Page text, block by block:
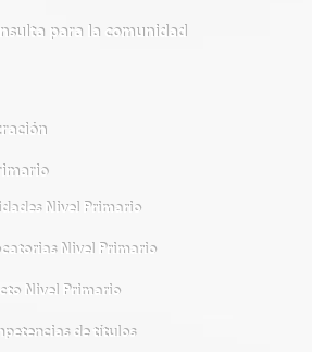
para la comunidad
Nivel Primario
Nivel Primario
Nivel Primario
de títulos